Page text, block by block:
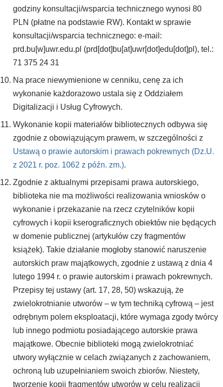
godziny konsultacji/wsparcia technicznego wynosi 80
PLN (płatne na podstawie RW). Kontakt w sprawie
konsultacji/wsparcia technicznego: e-mail:
prd.bu[w]uwr.edu.pl (prd[dot]bu[at]uwr[dot]edu[dot]pl), tel.:
71 375 24 31
Na prace niewymienione w cenniku, cenę za ich
wykonanie każdorazowo ustala się z Oddziałem
Digitalizacji i Usług Cyfrowych.
Wykonanie kopii materiałów bibliotecznych odbywa się
zgodnie z obowiązującym prawem, w szczególności z
Ustawą o prawie autorskim i prawach pokrewnych (Dz.U.
z 2021 r. poz. 1062 z późn. zm.).
Zgodnie z aktualnymi przepisami prawa autorskiego,
biblioteka nie ma możliwości realizowania wniosków o
wykonanie i przekazanie na rzecz czytelników kopii
cyfrowych i kopii kserograficznych obiektów nie będących
w domenie publicznej (artykułów czy fragmentów
książek). Takie działanie mogłoby stanowić naruszenie
autorskich praw majątkowych, zgodnie z ustawą z dnia 4
lutego 1994 r. o prawie autorskim i prawach pokrewnych.
Przepisy tej ustawy (art. 17, 28, 50) wskazują, że
zwielokrotnianie utworów – w tym techniką cyfrową – jest
odrębnym polem eksploatacji, które wymaga zgody twórcy
lub innego podmiotu posiadającego autorskie prawa
majątkowe. Obecnie biblioteki mogą zwielokrotniać
utwory wyłącznie w celach związanych z zachowaniem,
ochroną lub uzupełnianiem swoich zbiorów. Niestety,
tworzenie kopii fragmentów utworów w celu realizacji